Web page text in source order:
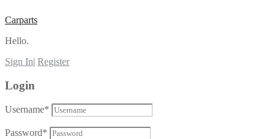
Carparts
Hello.
Sign In| Register
Login
Username*
Password*